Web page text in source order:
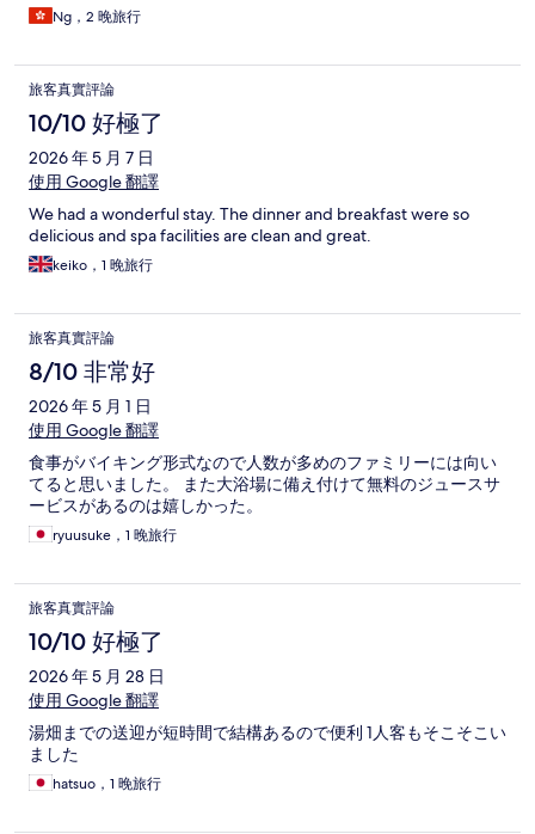
Ng，2 晚旅行
旅客真實評論
10/10 好極了
2026 年 5 月 7 日
使用 Google 翻譯
We had a wonderful stay. The dinner and breakfast were so
delicious and spa facilities are clean and great.
keiko，1 晚旅行
旅客真實評論
8/10 非常好
2026 年 5 月 1 日
使用 Google 翻譯
食事がバイキング形式なので人数が多めのファミリーには向い
てると思いました。 また大浴場に備え付けて無料のジュースサ
ービスがあるのは嬉しかった。
ryuusuke，1 晚旅行
旅客真實評論
10/10 好極了
2026 年 5 月 28 日
使用 Google 翻譯
湯畑までの送迎が短時間で結構あるので便利 1人客もそこそこい
ました
hatsuo，1 晚旅行